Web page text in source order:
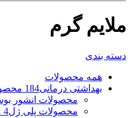
ملایم گرم
دسته بندی
همه محصولات
بهداشتی درمانی184 محصول
محصولات انشور
محصولات پلی ژل4 محصول